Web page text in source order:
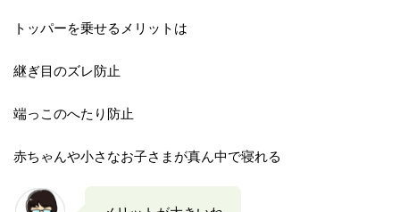
トッパーを乗せるメリットは
継ぎ目のズレ防止
端っこのへたり防止
赤ちゃんや小さなお子さまが真ん中で寝れる